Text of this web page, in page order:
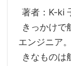
著者：K-ki
きっかけで
エンジニア
きなものは